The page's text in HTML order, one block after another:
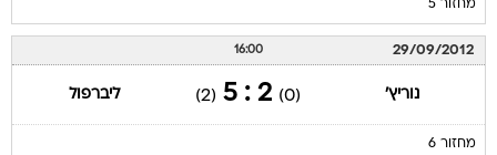
מחזור 5
29/09/2012
16:00
נוריץ' (0)
2 : 5
(2) ליברפול
מחזור 6